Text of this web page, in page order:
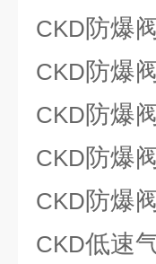
CKD防爆
CKD防爆
CKD防爆
CKD防爆
CKD防爆
CKD低速